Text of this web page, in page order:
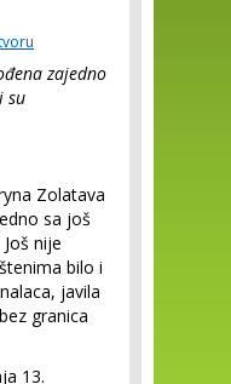
zajedno
su
Zolatava
sa još
nije
bilo i
javila
granica
13.